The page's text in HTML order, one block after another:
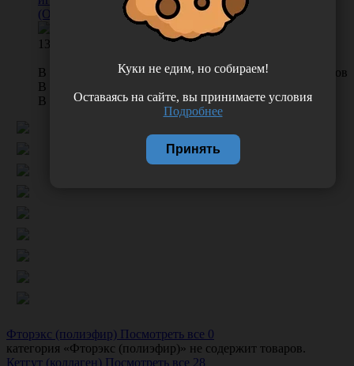
(ООО "Линтекс") 18015В200750
132.00
0 отзывов
В КОРЗИНУ
В наличии во Владивостоке 8 шт.
В наличии в Хабаровске 0 шт.
Фторэкс (полиэфир) Посмотреть все 0
категория «Фторэкс (полиэфир)» не содержит товаров.
Кетгут (коллаген) Посмотреть все 28
Куки не едим, но собираем!
Оставаясь на сайте, вы принимаете условия
Подробнее
Принять